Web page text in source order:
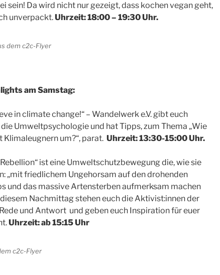
sein! Da wird nicht nur gezeigt, dass kochen vegan geht,
unverpackt.Uhrzeit: 18:00 – 19:30 Uhr.
dem c2c-Flyer
am Samstag:
in climate change!“ – Wandelwerk e.V. gibt euch
Umweltpsychologie und hat Tipps, zum Thema „Wie
Klimaleugnern um?“, parat. Uhrzeit: 13:30-15:00 Uhr.
ist eine Umweltschutzbewegung die, wie sie
„mit friedlichem Ungehorsam auf den drohenden
und das massive Artensterben aufmerksam machen
Nachmittag stehen euch die Aktivist:innen der
und Antwort und geben euch Inspiration für euer
Uhrzeit: ab 15:15 Uhr
c2c-Flyer